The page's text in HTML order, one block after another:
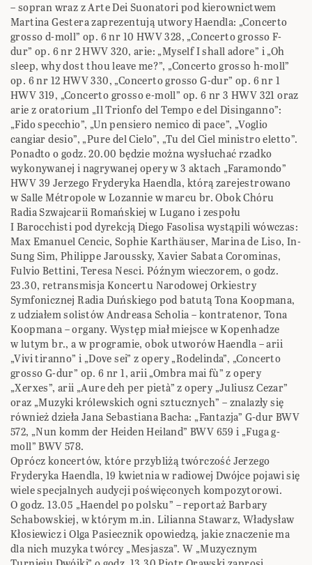
– sopran wraz z Arte Dei Suonatori pod kierownictwem
Martina Gestera zaprezentują utwory Haendla: „Concerto
grosso d-moll” op. 6 nr 10 HWV 328, „Concerto grosso F-
dur” op. 6 nr 2 HWV 320, arie: „Myself I shall adore” i „Oh
sleep, why dost thou leave me?”, „Concerto grosso h-moll”
op. 6 nr 12 HWV 330, „Concerto grosso G-dur” op. 6 nr 1
HWV 319, „Concerto grosso e-moll” op. 6 nr 3 HWV 321 oraz
arie z oratorium „Il Trionfo del Tempo e del Disinganno”:
„Fido specchio”, „Un pensiero nemico di pace”, „Voglio
cangiar desio”, „Pure del Cielo”, „Tu del Ciel ministro eletto”.
Ponadto o godz. 20.00 będzie można wysłuchać rzadko
wykonywanej i nagrywanej opery w 3 aktach „Faramondo”
HWV 39 Jerzego Fryderyka Haendla, którą zarejestrowano
w Salle Métropole w Lozannie w marcu br. Obok Chóru
Radia Szwajcarii Romańskiej w Lugano i zespołu
I Barocchisti pod dyrekcją Diego Fasolisa wystąpili wówczas:
Max Emanuel Cencic, Sophie Karthäuser, Marina de Liso, In-
Sung Sim, Philippe Jaroussky, Xavier Sabata Corominas,
Fulvio Bettini, Teresa Nesci. Późnym wieczorem, o godz.
23.30, retransmisja Koncertu Narodowej Orkiestry
Symfonicznej Radia Duńskiego pod batutą Tona Koopmana,
z udziałem solistów Andreasa Scholia – kontratenor, Tona
Koopmana – organy. Występ miał miejsce w Kopenhadze
w lutym br., a w programie, obok utworów Haendla – arii
„Vivi tiranno” i „Dove sei” z opery „Rodelinda”, „Concerto
grosso G-dur” op. 6 nr 1, arii „Ombra mai fù” z opery
„Xerxes”, arii „Aure deh per pietà” z opery „Juliusz Cezar”
oraz „Muzyki królewskich ogni sztucznych” – znalazły się
również dzieła Jana Sebastiana Bacha: „Fantazja” G-dur BWV
572, „Nun komm der Heiden Heiland” BWV 659 i „Fuga g-
moll” BWV 578.
Oprócz koncertów, które przybliżą twórczość Jerzego
Fryderyka Haendla, 19 kwietnia w radiowej Dwójce pojawi się
wiele specjalnych audycji poświęconych kompozytorowi.
O godz. 13.05 „Haendel po polsku” – reportaż Barbary
Schabowskiej, w którym m.in. Lilianna Stawarz, Władysław
Kłosiewicz i Olga Pasiecznik opowiedzą, jakie znaczenie ma
dla nich muzyka twórcy „Mesjasza”. W „Muzycznym